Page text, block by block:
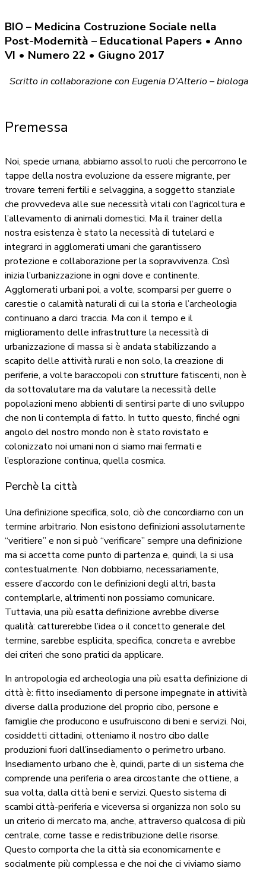
BIO – Medicina Costruzione Sociale nella
Post-Modernità – Educational Papers • Anno
VI • Numero 22 • Giugno 2017
Scritto in collaborazione con Eugenia D’Alterio – biologa
Premessa
Noi, specie umana, abbiamo assolto ruoli che percorrono le
tappe della nostra evoluzione da essere migrante, per
trovare terreni fertili e selvaggina, a soggetto stanziale
che provvedeva alle sue necessità vitali con l’agricoltura e
l’allevamento di animali domestici. Ma il trainer della
nostra esistenza è stato la necessità di tutelarci e
integrarci in agglomerati umani che garantissero
protezione e collaborazione per la sopravvivenza. Così
inizia l’urbanizzazione in ogni dove e continente.
Agglomerati urbani poi, a volte, scomparsi per guerre o
carestie o calamità naturali di cui la storia e l’archeologia
continuano a darci traccia. Ma con il tempo e il
miglioramento delle infrastrutture la necessità di
urbanizzazione di massa si è andata stabilizzando a
scapito delle attività rurali e non solo, la creazione di
periferie, a volte baraccopoli con strutture fatiscenti, non è
da sottovalutare ma da valutare la necessità delle
popolazioni meno abbienti di sentirsi parte di uno sviluppo
che non li contempla di fatto. In tutto questo, finché ogni
angolo del nostro mondo non è stato rovistato e
colonizzato noi umani non ci siamo mai fermati e
l’esplorazione continua, quella cosmica.
Perchè la città
Una definizione specifica, solo, ciò che concordiamo con un
termine arbitrario. Non esistono definizioni assolutamente
“veritiere” e non si può “verificare” sempre una definizione
ma si accetta come punto di partenza e, quindi, la si usa
contestualmente. Non dobbiamo, necessariamente,
essere d’accordo con le definizioni degli altri, basta
contemplarle, altrimenti non possiamo comunicare.
Tuttavia, una più esatta definizione avrebbe diverse
qualità: catturerebbe l’idea o il concetto generale del
termine, sarebbe esplicita, specifica, concreta e avrebbe
dei criteri che sono pratici da applicare.
In antropologia ed archeologia una più esatta definizione di
città è: fitto insediamento di persone impegnate in attività
diverse dalla produzione del proprio cibo, persone e
famiglie che producono e usufruiscono di beni e servizi. Noi,
cosiddetti cittadini, otteniamo il nostro cibo dalle
produzioni fuori dall’insediamento o perimetro urbano.
Insediamento urbano che è, quindi, parte di un sistema che
comprende una periferia o area circostante che ottiene, a
sua volta, dalla città beni e servizi. Questo sistema di
scambi città-periferia e viceversa si organizza non solo su
un criterio di mercato ma, anche, attraverso qualcosa di più
centrale, come tasse e redistribuzione delle risorse.
Questo comporta che la città sia economicamente e
socialmente più complessa e che noi che ci viviamo siamo